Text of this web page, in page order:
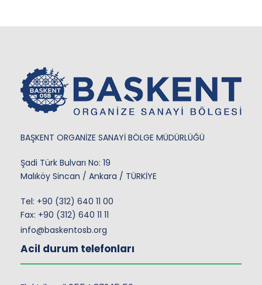
BAŞKENT ORGANİZE SANAYİ BÖLGE MÜDÜRLÜĞÜ
Şadi Türk Bulvarı No: 19
Malıköy Sincan / Ankara / TÜRKİYE
Tel: +90 (312) 640 11 00
Fax: +90 (312) 640 11 11
info@baskentosb.org
Acil durum telefonları